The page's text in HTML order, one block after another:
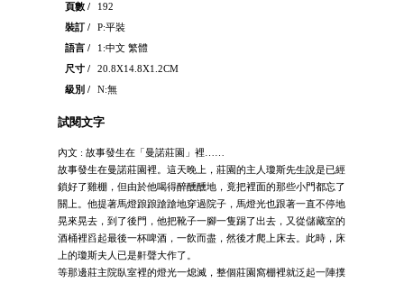
頁數 /
192
裝訂 /
P:平裝
語言 /
1:中文 繁體
尺寸 /
20.8X14.8X1.2CM
級別 /
N:無
試閱文字
內文 : 故事發生在「曼諾莊園」裡……
故事發生在曼諾莊園裡。這天晚上，莊園的主人瓊斯先生說是已經
鎖好了雞棚，但由於他喝得醉醺醺地，竟把裡面的那些小門都忘了
關上。他提著馬燈踉踉蹌蹌地穿過院子，馬燈光也跟著一直不停地
晃來晃去，到了後門，他把靴子一腳一隻踢了出去，又從儲藏室的
酒桶裡舀起最後一杯啤酒，一飲而盡，然後才爬上床去。此時，床
上的瓊斯夫人已是鼾聲大作了。
等那邊莊主院臥室裡的燈光一熄滅，整個莊園窩棚裡就泛起一陣撲